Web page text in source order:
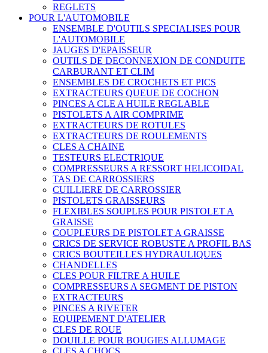
REGLETS
POUR L'AUTOMOBILE
ENSEMBLE D'OUTILS SPECIALISES POUR
L'AUTOMOBILE
JAUGES D'EPAISSEUR
OUTILS DE DECONNEXION DE CONDUITE
CARBURANT ET CLIM
ENSEMBLES DE CROCHETS ET PICS
EXTRACTEURS QUEUE DE COCHON
PINCES A CLE A HUILE REGLABLE
PISTOLETS A AIR COMPRIME
EXTRACTEURS DE ROTULES
EXTRACTEURS DE ROULEMENTS
CLES A CHAINE
TESTEURS ELECTRIQUE
COMPRESSEURS A RESSORT HELICOIDAL
TAS DE CARROSSIERS
CUILLIERE DE CARROSSIER
PISTOLETS GRAISSEURS
FLEXIBLES SOUPLES POUR PISTOLET A
GRAISSE
COUPLEURS DE PISTOLET A GRAISSE
CRICS DE SERVICE ROBUSTE A PROFIL BAS
CRICS BOUTEILLES HYDRAULIQUES
CHANDELLES
CLES POUR FILTRE A HUILE
COMPRESSEURS A SEGMENT DE PISTON
EXTRACTEURS
PINCES A RIVETER
EQUIPEMENT D'ATELIER
CLES DE ROUE
DOUILLE POUR BOUGIES ALLUMAGE
CLES A CHOCS